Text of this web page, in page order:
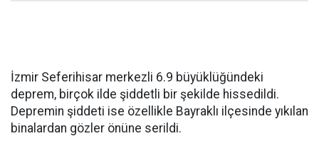
İzmir Seferihisar merkezli 6.9 büyüklüğündeki
deprem, birçok ilde şiddetli bir şekilde hissedildi.
Depremin şiddeti ise özellikle Bayraklı ilçesinde yıkılan
binalardan gözler önüne serildi.